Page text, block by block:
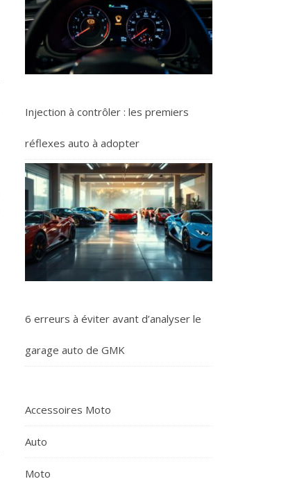
Injection à contrôler : les premiers
réflexes auto à adopter
6 erreurs à éviter avant d’analyser le
garage auto de GMK
Accessoires Moto
Auto
Moto